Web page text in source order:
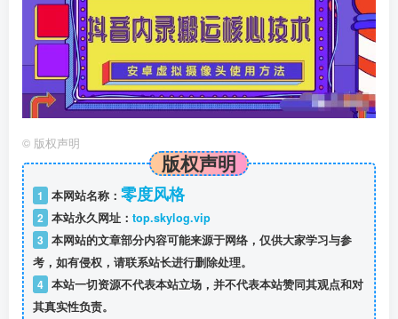
© 版权声明
版权声明
1 本网站名称： 零度风格
2 本站永久网址： top.skylog.vip
3 本网站的文章部分内容可能来源于网络，仅供大家学习与参
考，如有侵权，请联系站长进行删除处理。
4 本站一切资源不代表本站立场，并不代表本站赞同其观点和对
其真实性负责。